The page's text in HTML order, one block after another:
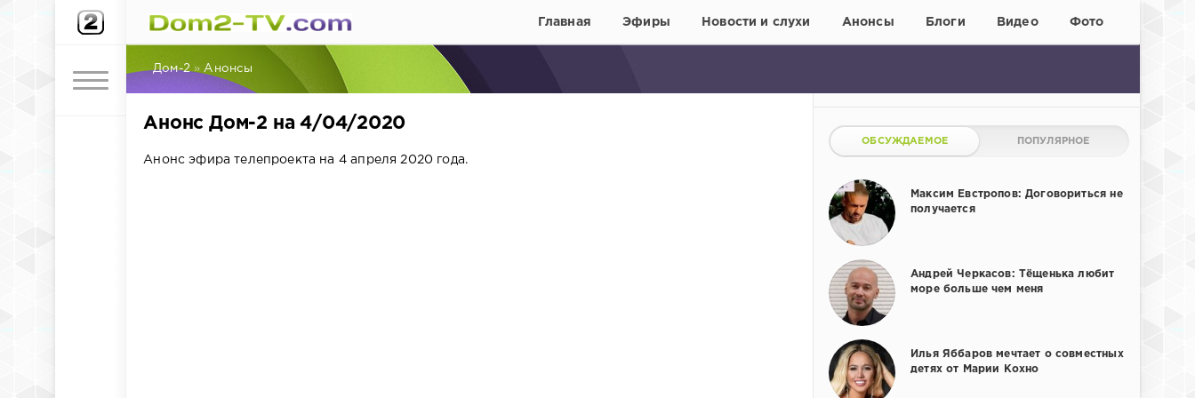
Главная Эфиры Новости и слухи Анонсы Блоги Видео Фото
Дом-2 » Анонсы
Анонс Дом-2 на 4/04/2020
Анонс эфира телепроекта на 4 апреля 2020 года.
ОБСУЖДАЕМОЕ ПОПУЛЯРНОЕ
Максим Евстропов: Договориться не
получается
Андрей Черкасов: Тёщенька любит
море больше чем меня
Илья Яббаров мечтает о совместных
детях от Марии Кохно